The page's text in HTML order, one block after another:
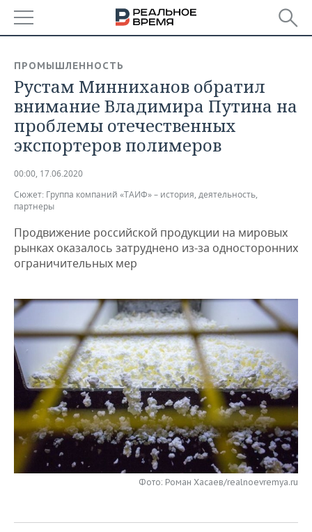
БАШКОРТОСТАН
ТАТАРСТАН
УДМУРТИЯ
НОВОСТИ
АНАЛИТИКА
НОВОСТИ АНАЛИТИКИ
ДЕКЛАРАЦИИ О ДОХОДАХ
КОРОЛИ ГОСЗАКАЗА ПФО
ВУЗЫ ТАТАРСТАНА
КОМУ ПРИНАДЛЕЖАТ
ТАТАРСТАНА
ЭКОНОМИКА
НОВОСТИ ЭКОНОМИКИ
ФИНАНСЫ
БАНКИ
БЮДЖЕТ
ИНВЕСТИЦИИ
ПРОМЫШЛЕННОСТЬ
НОВОСТИ
АГРОПРОМ
НЕФТЕХИМИЯ
НЕФТЬ
ОПК
ЭНЕРГЕТИКА
НЕДВИЖИМОСТЬ
НОВОСТИ НЕДВИЖИМОСТИ
АВТО
НОВОСТИ АВТО
НОВОСТИ БИЗНЕСА
РОЗНИЧНАЯ ТОРГОВЛЯ
ТРАНСПОРТ
УСЛУГИ
ТЕХНОЛОГИИ
НОВОСТИ ТЕХНОЛОГИЙ
IT
МЕДИА
ТЕЛЕКОММУНИКАЦИИ
МЕРОПРИЯТИЯ
НОВОСТИ МЕРОПРИЯТИЙ
ВЫЕЗДНАЯ РЕДАКЦИЯ
БИЗНЕС-БРАНЧИ
ONLINE-КОНФЕРЕНЦИИ
СПОРТ
НОВОСТИ СПОРТА
ФУТБОЛ
ХОККЕЙ
ОБЩЕСТВО
НОВОСТИ ОБЩЕСТВА
ВЛАСТЬ
ФОТОГАЛЕРЕЯ
СЮЖЕТЫ
ПРОМЫШЛЕННОСТЬ
Рустам Минниханов обратил
внимание Владимира Путина на
проблемы отечественных
экспортеров полимеров
00:00, 17.06.2020
Сюжет: Группа компаний «ТАИФ» – история, деятельность,
партнеры
Продвижение российской продукции на мировых
рынках оказалось затруднено из-за односторонних
ограничительных мер
Фото: Роман Хасаев/realnoevremya.ru